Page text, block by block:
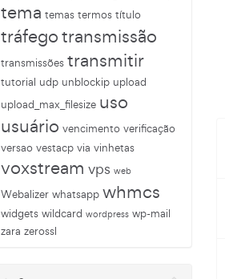
tema temas termos título
tráfegotransmissão
transmissões transmitir
tutorial udp unblockip upload
upload_max_filesize uso
usuário vencimento verificação
versao vestacp via vinhetas
voxstream vps web
Webalizer whatsapp whmcs
widgets wildcard wordpress wp-mail
zara zerossl